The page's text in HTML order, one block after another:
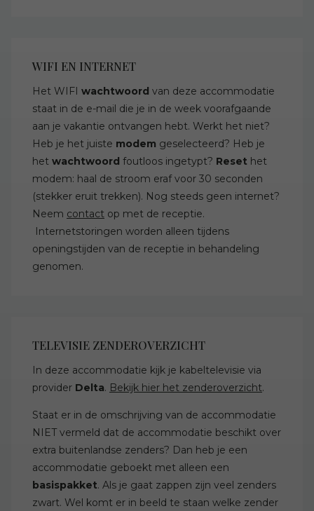
WIFI EN INTERNET
Het WIFI wachtwoord van deze accommodatie
staat in de e-mail die je in de week voorafgaande
aan je vakantie ontvangen hebt. Werkt het niet?
Heb je het juiste modem geselecteerd? Heb je
het wachtwoord foutloos ingetypt? Reset het
modem: haal de stroom eraf voor 30 seconden
(stekker eruit trekken). Nog steeds geen internet?
Neem contact op met de receptie.
Internetstoringen worden alleen tijdens
openingstijden van de receptie in behandeling
genomen.
TELEVISIE ZENDEROVERZICHT
In deze accommodatie kijk je kabeltelevisie via
provider Delta. Bekijk hier het zenderoverzicht.
Staat er in de omschrijving van de accommodatie
NIET vermeld dat de accommodatie beschikt over
extra buitenlandse zenders? Dan heb je een
accommodatie geboekt met alleen een
basispakket. Als je gaat zappen zijn veel zenders
zwart. Wel komt er in beeld te staan welke zender